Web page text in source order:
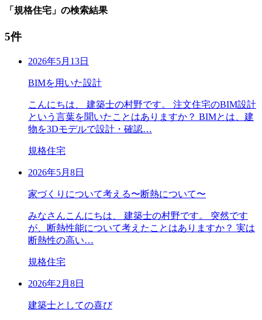
「規格住宅」の検索結果
5件
2026年5月13日
BIMを用いた設計
こんにちは、 建築士の村野です。 注文住宅のBIM設計
という言葉を聞いたことはありますか？ BIMとは、建
物を3Dモデルで設計・確認…
規格住宅
2026年5月8日
家づくりについて考える〜断熱について〜
みなさんこんにちは、 建築士の村野です。 突然です
が、断熱性能について考えたことはありますか？ 実は
断熱性の高い…
規格住宅
2026年2月8日
建築士としての喜び